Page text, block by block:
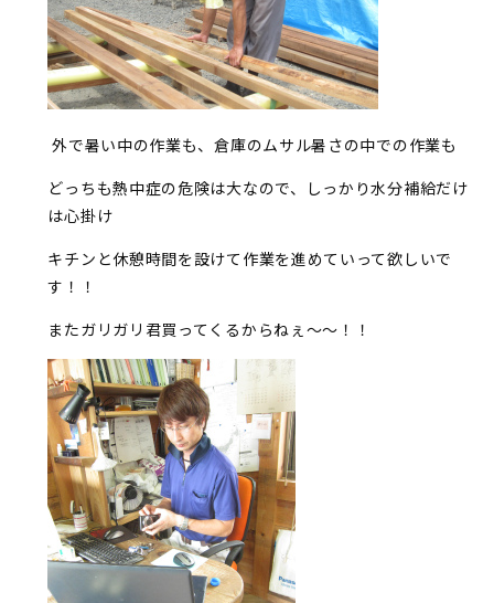
外で暑い中の作業も、倉庫のムサル暑さの中での作業も
どっちも熱中症の危険は大なので、しっかり水分補給だけ
は心掛け
キチンと休憩時間を設けて作業を進めていって欲しいで
す！！
またガリガリ君買ってくるからねぇ～～！！